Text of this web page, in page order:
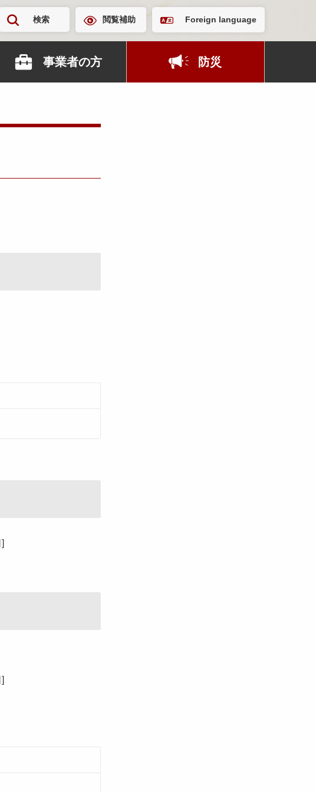
検索 閲覧補助 Foreign language
事業者の方 防災
]
]